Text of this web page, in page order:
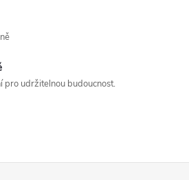
pro udržitelnou budoucnost.